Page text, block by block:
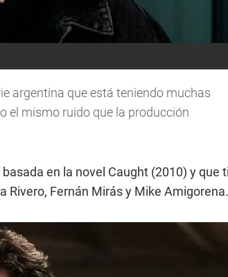
argentina que está teniendo muchas
el mismo ruido que la producción
en la novel Caught (2010) y que
Rivero, Fernán Mirás y Mike Amigorena.